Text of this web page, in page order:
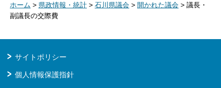
ホーム > 県政情報・統計 > 石川県議会 > 開かれた議会 > 議長・
副議長の交際費
サイトポリシー
個人情報保護指針